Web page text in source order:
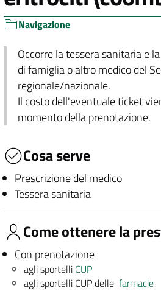
Navigazione
Occorre la tessera sanitaria e
di famiglia o altro medico del
regionale/nazionale.
Il costo dell'eventuale ticket
momento della prenotazione.
Cosa serve
Prescrizione del medico
Tessera sanitaria
Come ottenere la
Con prenotazione
agli sportelli CUP
agli sportelli CUP dellefarmacie